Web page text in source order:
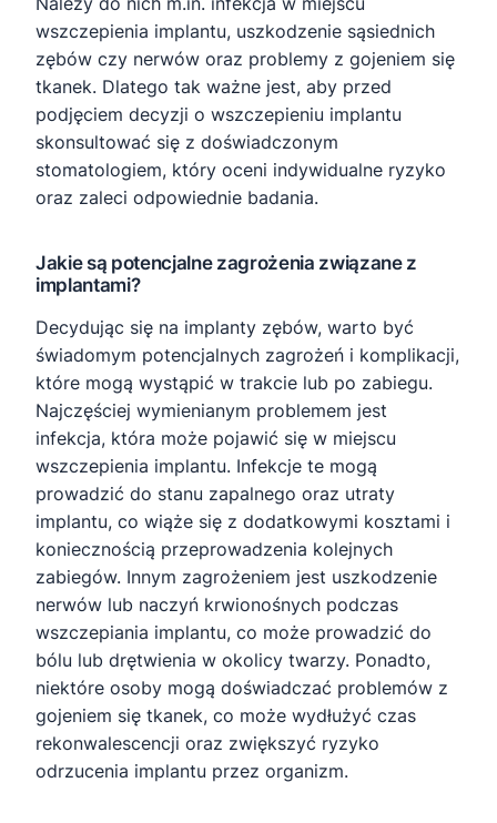
wszczepienia implantu, uszkodzenie sąsiednich
zębów czy nerwów oraz problemy z gojeniem się
tkanek. Dlatego tak ważne jest, aby przed
podjęciem decyzji o wszczepieniu implantu
skonsultować się z doświadczonym
stomatologiem, który oceni indywidualne ryzyko
oraz zaleci odpowiednie badania.
Jakie są potencjalne zagrożenia związane z
implantami?
Decydując się na implanty zębów, warto być
świadomym potencjalnych zagrożeń i komplikacji,
które mogą wystąpić w trakcie lub po zabiegu.
Najczęściej wymienianym problemem jest
infekcja, która może pojawić się w miejscu
wszczepienia implantu. Infekcje te mogą
prowadzić do stanu zapalnego oraz utraty
implantu, co wiąże się z dodatkowymi kosztami i
koniecznością przeprowadzenia kolejnych
zabiegów. Innym zagrożeniem jest uszkodzenie
nerwów lub naczyń krwionośnych podczas
wszczepiania implantu, co może prowadzić do
bólu lub drętwienia w okolicy twarzy. Ponadto,
niektóre osoby mogą doświadczać problemów z
gojeniem się tkanek, co może wydłużyć czas
rekonwalescencji oraz zwiększyć ryzyko
odrzucenia implantu przez organizm.